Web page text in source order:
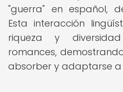
"guerra" en español,
Esta interacción
riqueza y
romances,
absorber y adaptarse a